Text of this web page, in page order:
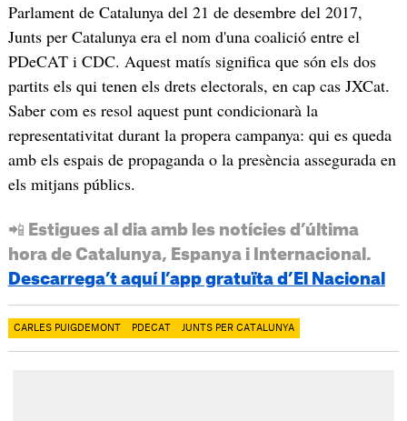
Parlament de Catalunya del 21 de desembre del 2017,
Junts per Catalunya era el nom d'una coalició entre el
PDeCAT i CDC. Aquest matís significa que són els dos
partits els qui tenen els drets electorals, en cap cas JXCat.
Saber com es resol aquest punt condicionarà la
representativitat durant la propera campanya: qui es queda
amb els espais de propaganda o la presència assegurada en
els mitjans públics.
📲 Estigues al dia amb les notícies d’última
hora de Catalunya, Espanya i Internacional.
Descarrega’t aquí l’app gratuïta d’El Nacional
CARLES PUIGDEMONT PDECAT JUNTS PER CATALUNYA